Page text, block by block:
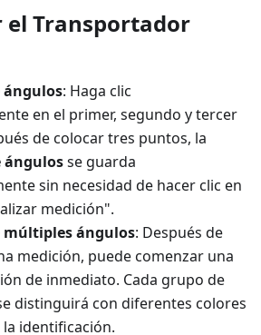
el Transportador
ángulos: Haga clic
en el primer, segundo y tercer
de colocar tres puntos, la
ángulosse guarda
sin necesidad de hacer clic en
medición".
múltiples ángulos: Después de
medición, puede comenzar una
de inmediato. Cada grupo de
distinguirá con diferentes colores
identificación.